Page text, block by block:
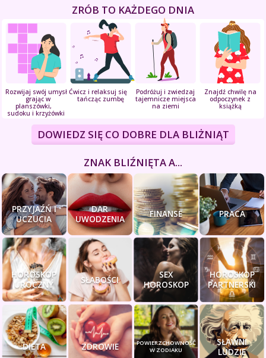
ZRÓB TO KAŻDEGO DNIA
Rozwijaj swój umysł
grając w
planszówki,
sudoku i krzyżówki
Ćwicz i relaksuj się
tańcząc zumbę
Podróżuj i zwiedzaj
tajemnicze miejsca
na ziemi
Znajdź chwilę na
odpoczynek z
książką
DOWIEDZ SIĘ CO DOBRE DLA BLIŻNIĄT
ZNAK BLIŹNIĘTA A...
PRZYJAŹŃ I
UCZUCIA
DAR
UWODZENIA
FINANSE PRACA
HOROSKOP
UROCZNY
SŁABOŚCI
SEX
HOROSKOP
HOROSKOP
PARTNERSKI
DIETA ZDROWIE
POWIERZCHOWNOŚĆ
W ZODIAKU
SŁAWNI
LUDZIE